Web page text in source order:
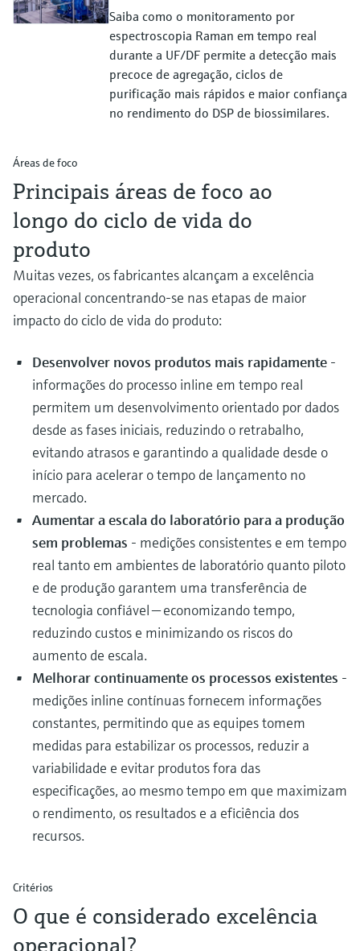
Saiba como o monitoramento por
espectroscopia Raman em tempo real
durante a UF/DF permite a detecção mais
precoce de agregação, ciclos de
purificação mais rápidos e maior confiança
no rendimento do DSP de biossimilares.
Áreas de foco
Principais áreas de foco ao
longo do ciclo de vida do
produto
Muitas vezes, os fabricantes alcançam a excelência
operacional concentrando-se nas etapas de maior
impacto do ciclo de vida do produto:
Desenvolver novos produtos mais rapidamente -
informações do processo inline em tempo real
permitem um desenvolvimento orientado por dados
desde as fases iniciais, reduzindo o retrabalho,
evitando atrasos e garantindo a qualidade desde o
início para acelerar o tempo de lançamento no
mercado.
Aumentar a escala do laboratório para a produção
sem problemas - medições consistentes e em tempo
real tanto em ambientes de laboratório quanto piloto
e de produção garantem uma transferência de
tecnologia confiável — economizando tempo,
reduzindo custos e minimizando os riscos do
aumento de escala.
Melhorar continuamente os processos existentes -
medições inline contínuas fornecem informações
constantes, permitindo que as equipes tomem
medidas para estabilizar os processos, reduzir a
variabilidade e evitar produtos fora das
especificações, ao mesmo tempo em que maximizam
o rendimento, os resultados e a eficiência dos
recursos.
Critérios
O que é considerado excelência
operacional?